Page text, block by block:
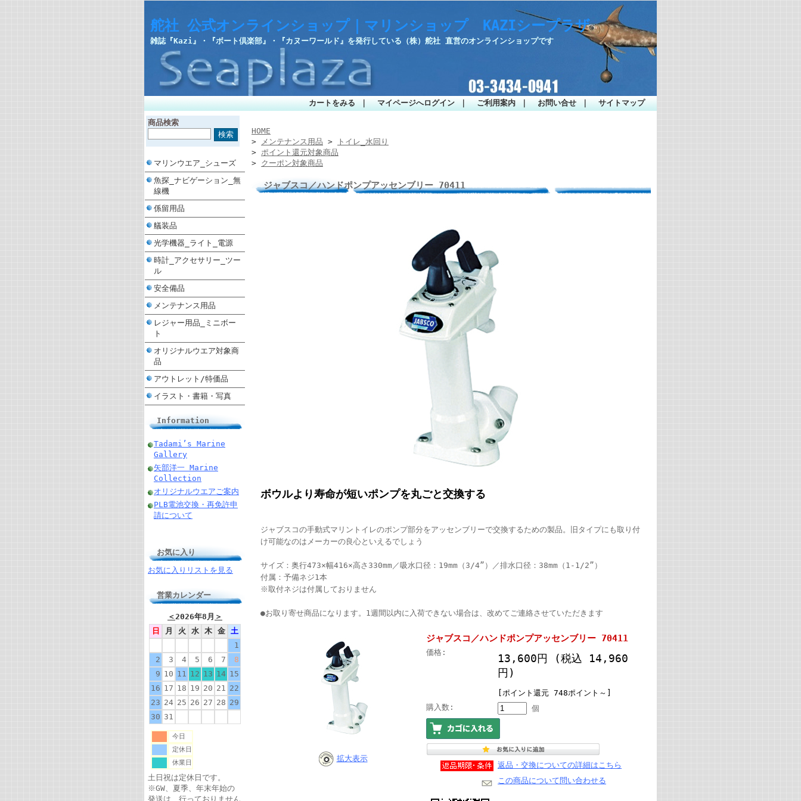
舵社 公式オンラインショップ｜マリンショップ KAZIシープラザ
雑誌『Kazi』・『ボート倶楽部』・『カヌーワールド』を発行している（株）舵社 直営のオンラインショップです
カートをみる マイページへログイン ご利用案内 お問い合せ サイトマップ
商品検索
マリンウエア_シューズ
魚探_ナビゲーション_無
線機
係留用品
艤装品
光学機器_ライト_電源
時計_アクセサリー_ツー
ル
安全備品
メンテナンス用品
レジャー用品_ミニボー
ト
オリジナルウエア対象商
品
アウトレット/特価品
イラスト・書籍・写真
Information
Tadami’s Marine
Gallery
矢部洋一 Marine
Collection
オリジナルウエアご案内
PLB電池交換・再免許申
請について
お気に入り
お気に入りリストを見る
営業カレンダー
＜2026年8月 ＞
日
月 火 水 木 金
土
1
2
3 4 5 6 7
8
9 10 11 12 13 14 15
16 17 18 19 20 21 22
23 24 25 26 27 28 29
30 31
今日
定休日
休業日
土日祝は定休日です。
※GW、夏季、年末年始の
発送は、行っておりません
HOME
>
メンテナンス用品 >
トイレ_水回り
> ポイント還元対象商品
> クーポン対象商品
ジャブスコ／ハンドポンプアッセンブリー 70411
ボウルより寿命が短いポンプを丸ごと交換する
ジャブスコの手動式マリントイレのポンプ部分をアッセンブリーで交換するための製品。旧タイプにも取り付
け可能なのはメーカーの良心といえるでしょう
サイズ：奥行473×幅416×高さ330mm／吸水口径：19mm（3/4”）／排水口径：38mm（1-1/2”）
付属：予備ネジ1本
※取付ネジは付属しておりません
●お取り寄せ商品になります。1週間以内に入荷できない場合は、改めてご連絡させていただきます
拡大表示
ジャブスコ／ハンドポンプアッセンブリー 70411
価格: 13,600円
(税込 14,960
円)
[ポイント還元 748ポイント～]
購入数:
個
返品・交換についての詳細はこちら
この商品について問い合わせる